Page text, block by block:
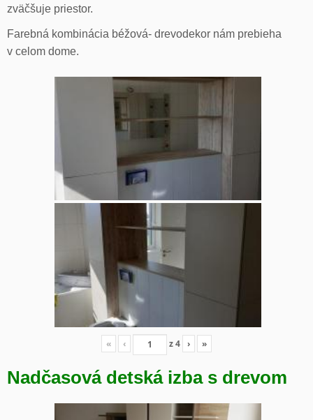
zväčšuje priestor.
Farebná kombinácia béžová- drevodekor nám prebieha
v celom dome.
« ‹ z4 › »
Nadčasová detská izba s drevom